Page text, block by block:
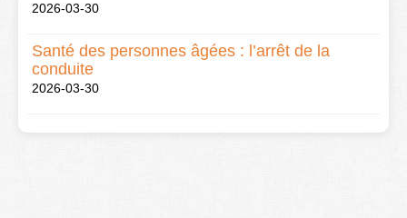
2026-03-30
Santé des personnes âgées : l’arrêt de la
conduite
2026-03-30